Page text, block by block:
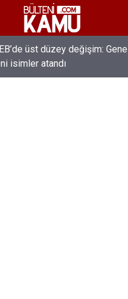
üst düzey değişim:
isimler atandı